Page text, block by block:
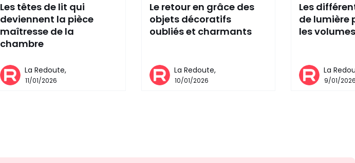
Les têtes de lit qui
deviennent la pièce
maîtresse de la
chambre
La Redoute,
11/01/2026
Le retour en grâce des
objets décoratifs
oubliés et charmants
La Redoute,
10/01/2026
Les
de lumière
les volumes
La
9/01/